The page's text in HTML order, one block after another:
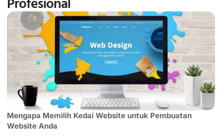
Profesional
Mengapa Memilih Kedai Website untuk Pembuatan
Website Anda